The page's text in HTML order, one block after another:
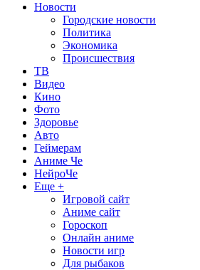
Новости
Городские новости
Политика
Экономика
Происшествия
ТВ
Видео
Кино
Фото
Здоровье
Авто
Геймерам
Аниме Че
НейроЧе
Еще +
Игровой сайт
Аниме сайт
Гороскоп
Онлайн аниме
Новости игр
Для рыбаков